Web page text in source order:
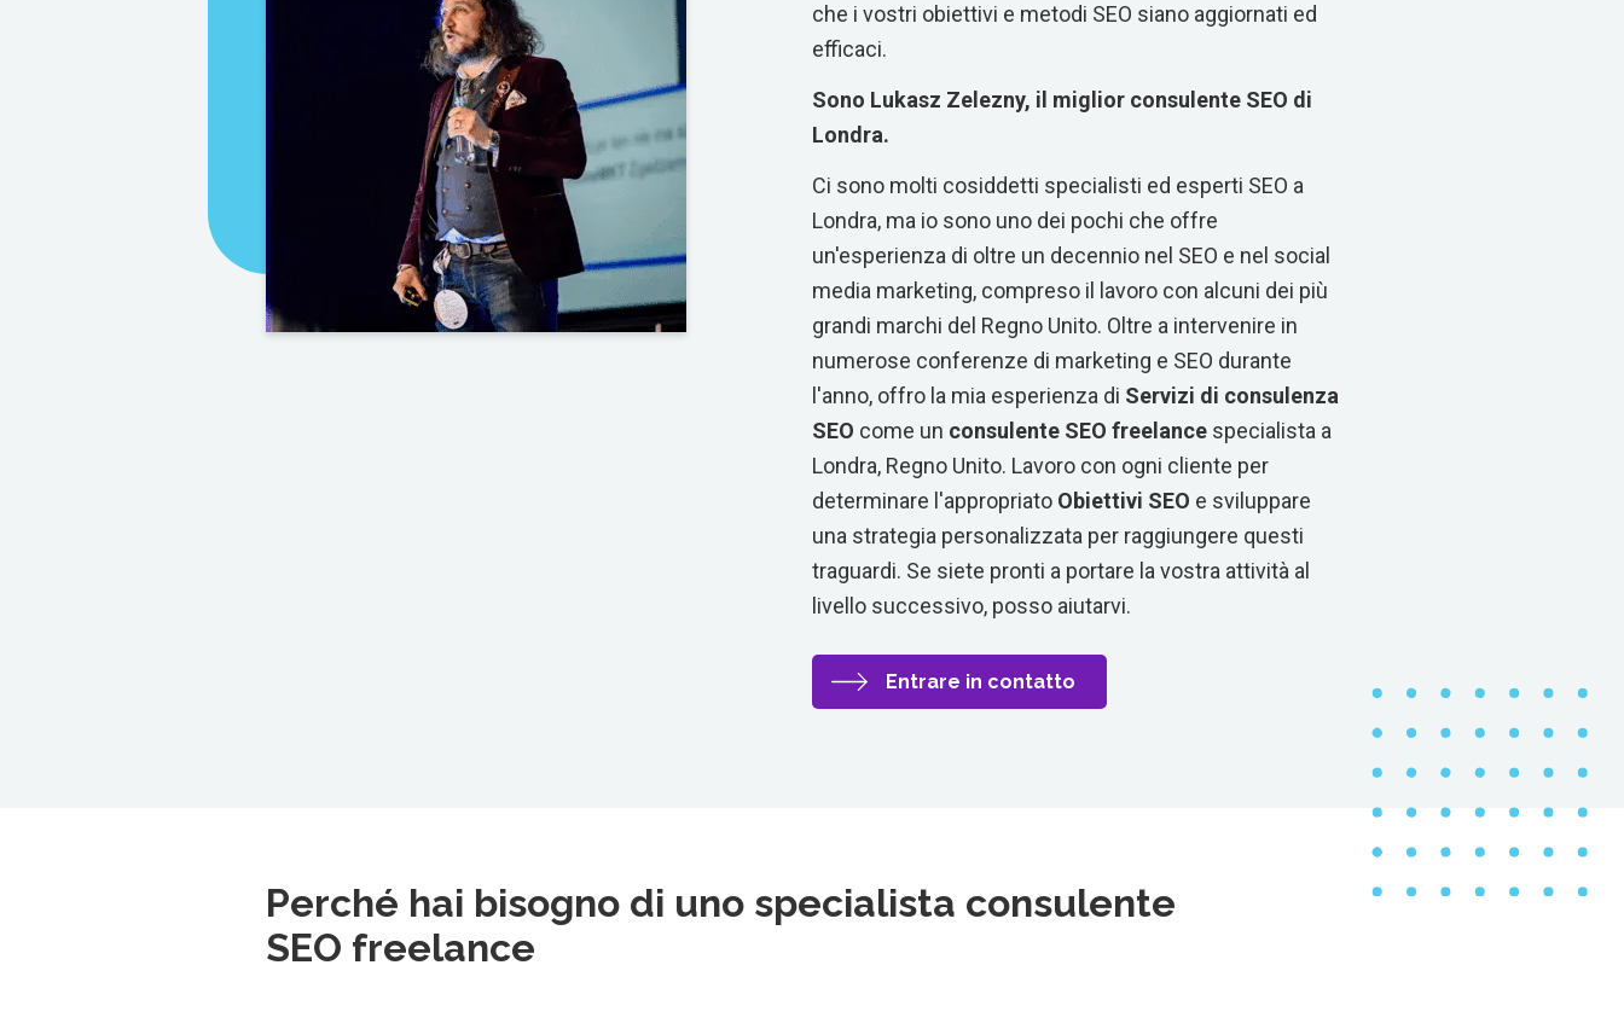
che i vostri obiettivi e metodi SEO siano aggiornati ed
efficaci.
Sono Lukasz Zelezny, il miglior consulente SEO di
Londra.
Ci sono molti cosiddetti specialisti ed esperti SEO a
Londra, ma io sono uno dei pochi che offre
un'esperienza di oltre un decennio nel SEO e nel social
media marketing, compreso il lavoro con alcuni dei più
grandi marchi del Regno Unito. Oltre a intervenire in
numerose conferenze di marketing e SEO durante
l'anno, offro la mia esperienza di Servizi di consulenza
SEO come un consulente SEO freelance specialista a
Londra, Regno Unito. Lavoro con ogni cliente per
determinare l'appropriato Obiettivi SEO e sviluppare
una strategia personalizzata per raggiungere questi
traguardi. Se siete pronti a portare la vostra attività al
livello successivo, posso aiutarvi.
Entrare in contatto
Perché hai bisogno di uno specialista consulente
SEO freelance